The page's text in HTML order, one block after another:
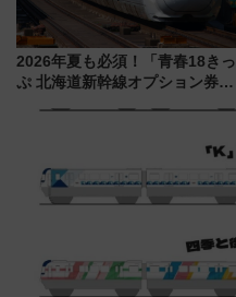
2026年夏も必須！「青春18きっ
ぷ 北海道新幹線オプション券」